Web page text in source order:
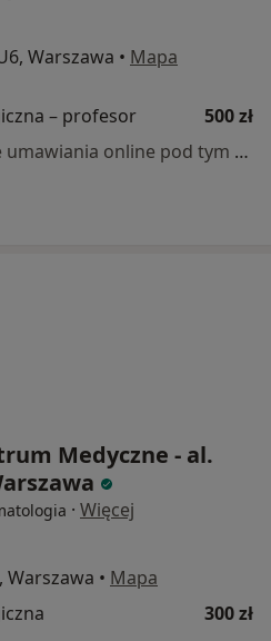
Warszawa • Mapa
– profesor
500 zł
Specjalista nie oferuje umawiania online pod tym adresem.
Medyczne - al.
· Więcej
Warszawa • Mapa
300 zł